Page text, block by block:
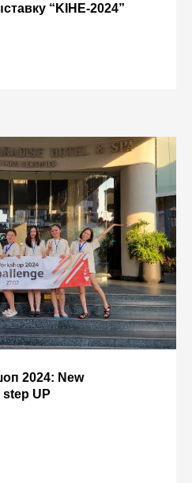
“KIHE-2024”
2024: New
UP